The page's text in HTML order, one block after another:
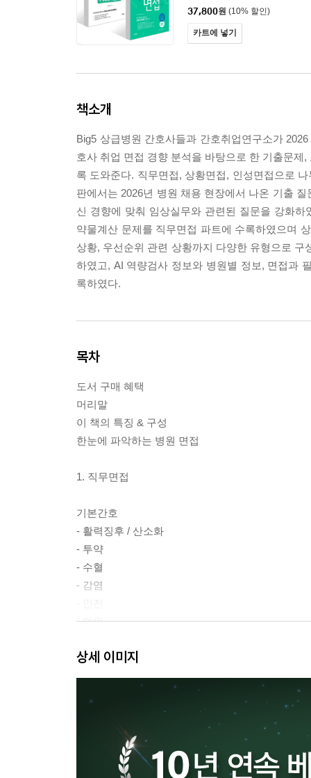
37,800원 (10% 할인)
카트에 넣기
책소개
Big5 상급병원 간호사들과 간호취업연구소가
호사 취업 면접 경향 분석을 바탕으로 한 기출문
록 도와준다. 직무면접, 상황면접, 인성면접으로
판에서는 2026년 병원 채용 현장에서 나온 기출
신 경향에 맞춰 임상실무와 관련된 질문을 강화
약물계산 문제를 직무면접 파트에 수록하였으며
상황, 우선순위 관련 상황까지 다양한 유형으로
하였고, AI 역량검사 정보와 병원별 정보, 면접과
록하였다.
목차
도서 구매 혜택
머리말
이 책의 특징 & 구성
한눈에 파악하는 병원 면접
1. 직무면접
기본간호
- 활력징후 / 산소화
- 투약
- 수혈
- 감염
- 안위
- 배뇨
- 배변
- 기본간호 기타
- 검사 및 결과 해석
상세 이미지